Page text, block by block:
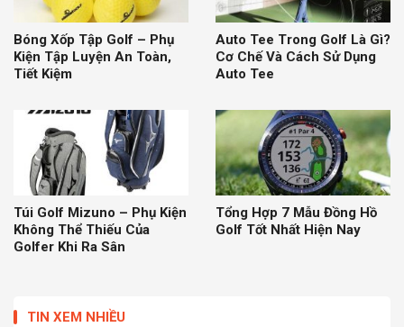
Bóng Xốp Tập Golf – Phụ
Kiện Tập Luyện An Toàn,
Tiết Kiệm
Auto Tee Trong Golf Là Gì?
Cơ Chế Và Cách Sử Dụng
Auto Tee
Túi Golf Mizuno – Phụ Kiện
Không Thể Thiếu Của
Golfer Khi Ra Sân
Tổng Hợp 7 Mẫu Đồng Hồ
Golf Tốt Nhất Hiện Nay
TIN XEM NHIỀU